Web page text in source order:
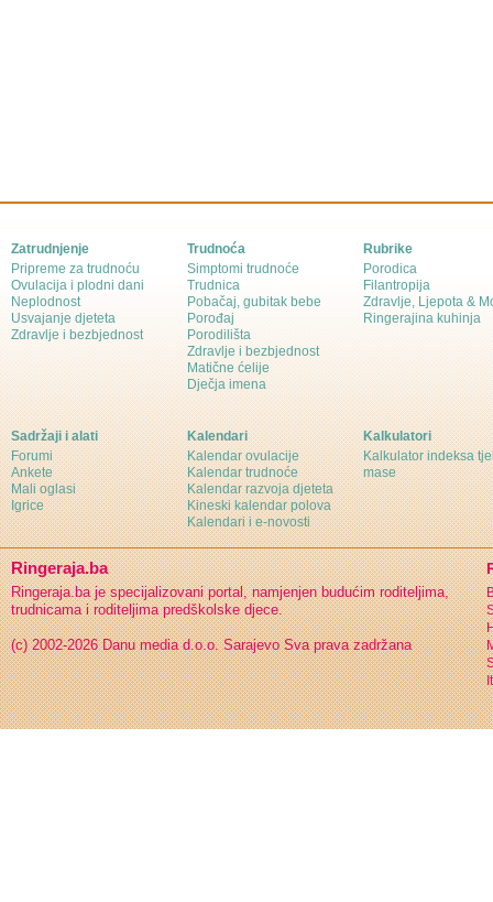
Zatrudnjenje
Pripreme za trudnoću
Ovulacija i plodni dani
Neplodnost
Usvajanje djeteta
Zdravlje i bezbjednost
Trudnoća
Simptomi trudnoće
Trudnica
Pobačaj, gubitak bebe
Porođaj
Porodilišta
Zdravlje i bezbjednost
Matične ćelije
Dječja imena
Rubrike
Porodica
Filantropija
Zdravlje, Ljepota &
Ringerajina kuhinja
Sadržaji i alati
Forumi
Ankete
Mali oglasi
Igrice
Kalendari
Kalendar ovulacije
Kalendar trudnoće
Kalendar razvoja djeteta
Kineski kalendar polova
Kalendari i e-novosti
Kalkulatori
Kalkulator indeksa
mase
Ringeraja.ba
Ringeraja.ba je specijalizovani portal, namjenjen budućim roditeljima,
trudnicama i roditeljima predškolske djece.
(c) 2002-2026 Danu media d.o.o. Sarajevo Sva prava zadržana